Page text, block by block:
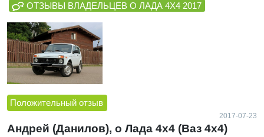
ОТЗЫВЫ ВЛАДЕЛЬЦЕВ О ЛАДА 4Х4 2017
Положительный отзыв
2017-07-23
Андрей (Данилов), о Лада 4х4 (Ваз 4x4)